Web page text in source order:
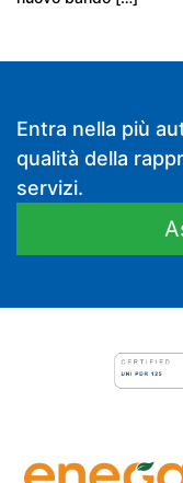
Entra nella più
qualità della
servizi.